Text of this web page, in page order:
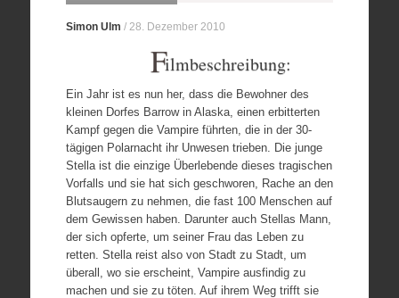
Simon Ulm / 28. Dezember 2010
Filmbeschreibung:
Ein Jahr ist es nun her, dass die Bewohner des
kleinen Dorfes Barrow in Alaska, einen erbitterten
Kampf gegen die Vampire führten, die in der 30-
tägigen Polarnacht ihr Unwesen trieben. Die junge
Stella ist die einzige Überlebende dieses tragischen
Vorfalls und sie hat sich geschworen, Rache an den
Blutsaugern zu nehmen, die fast 100 Menschen auf
dem Gewissen haben. Darunter auch Stellas Mann,
der sich opferte, um seiner Frau das Leben zu
retten. Stella reist also von Stadt zu Stadt, um
überall, wo sie erscheint, Vampire ausfindig zu
machen und sie zu töten. Auf ihrem Weg trifft sie